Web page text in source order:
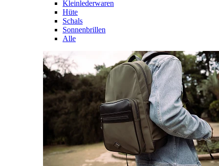
Kleinlederwaren
Hüte
Schals
Sonnenbrillen
Alle